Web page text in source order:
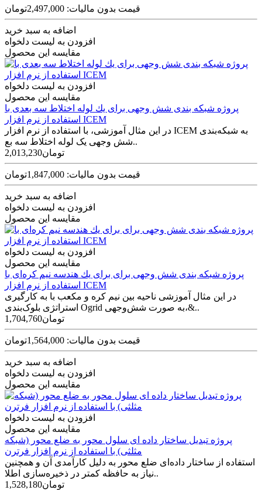
قیمت بدون مالیات: 2,497,000تومان
اضافه به سبد خرید
افزودن به لیست دلخواه
مقایسه این محصول
افزودن به لیست دلخواه
مقایسه این محصول
پروژه شبکه بندی شش وجهی برای يك لوله اختلاط سه بعدی با
استفاده از نرم افزار ICEM
در این مثال آموزشی، با استفاده از نرم افزار ICEM به شبکه‌بندی
شش وجهی یک لوله اختلاط سه بع..
2,013,230تومان
قیمت بدون مالیات: 1,847,000تومان
اضافه به سبد خرید
افزودن به لیست دلخواه
مقایسه این محصول
افزودن به لیست دلخواه
مقایسه این محصول
پروژه شبکه بندی شش وجهی برای برای يك هندسه نیم کره‌ای با
استفاده از نرم افزار ICEM
در این مثال آموزشی ناحیه بین نیم کره و مکعب با به کارگیری
استراتژی بلوک‌بندی Ogrid به صورت شش‌وجهی،&..
1,704,760تومان
قیمت بدون مالیات: 1,564,000تومان
اضافه به سبد خرید
افزودن به لیست دلخواه
مقایسه این محصول
افزودن به لیست دلخواه
مقایسه این محصول
پروژه تبدیل ساختار داده ای سلول محور به ضلع محور (شبکه
مثلثی) با استفاده از نرم افزار فرترن
استفاده از ساختار داده‌ای ضلع محور به دلیل کارآمدی آن و همچنین
نیاز به حافظه کمتر در ذخیره‌سازی اطلا..
1,528,180تومان